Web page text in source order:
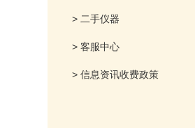
> 二手仪器
> 客服中心
> 信息资讯收费政策